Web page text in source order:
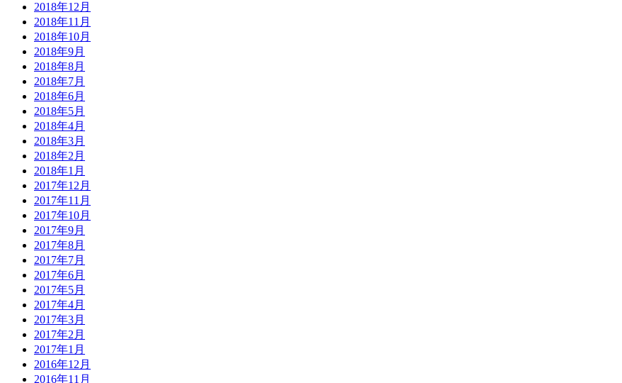
2018年12月
2018年11月
2018年10月
2018年9月
2018年8月
2018年7月
2018年6月
2018年5月
2018年4月
2018年3月
2018年2月
2018年1月
2017年12月
2017年11月
2017年10月
2017年9月
2017年8月
2017年7月
2017年6月
2017年5月
2017年4月
2017年3月
2017年2月
2017年1月
2016年12月
2016年11月